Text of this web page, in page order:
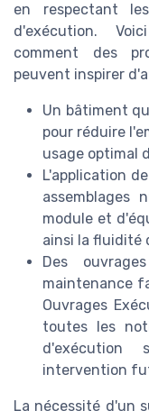
en respectant
d'exécution.
comment des
peuvent inspirer
Un bâtiment
pour réduire
usage optimal
L'application
assemblages
module et
ainsi la fluidité
Des
maintenance
Ouvrages
toutes les
d'exécution
intervention
La nécessité d'un